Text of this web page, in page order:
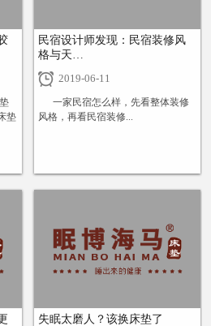
垫
民宿设计师发现：民宿装修风
格与天…
2019-06-11
一家民宿怎么样，先看整体装修
风格，再看民宿装修...
+
失眠太磨人？该换床垫了